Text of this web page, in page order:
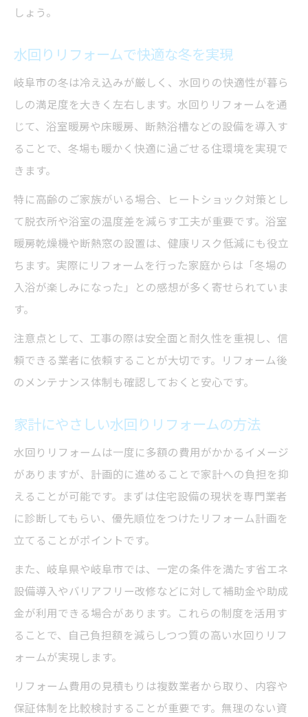
しょう。
水回りリフォームで快適な冬を実現
岐阜市の冬は冷え込みが厳しく、水回りの快適性が暮ら
しの満足度を大きく左右します。水回りリフォームを通
じて、浴室暖房や床暖房、断熱浴槽などの設備を導入す
ることで、冬場も暖かく快適に過ごせる住環境を実現で
きます。
特に高齢のご家族がいる場合、ヒートショック対策とし
て脱衣所や浴室の温度差を減らす工夫が重要です。浴室
暖房乾燥機や断熱窓の設置は、健康リスク低減にも役立
ちます。実際にリフォームを行った家庭からは「冬場の
入浴が楽しみになった」との感想が多く寄せられていま
す。
注意点として、工事の際は安全面と耐久性を重視し、信
頼できる業者に依頼することが大切です。リフォーム後
のメンテナンス体制も確認しておくと安心です。
家計にやさしい水回りリフォームの方法
水回りリフォームは一度に多額の費用がかかるイメージ
がありますが、計画的に進めることで家計への負担を抑
えることが可能です。まずは住宅設備の現状を専門業者
に診断してもらい、優先順位をつけたリフォーム計画を
立てることがポイントです。
また、岐阜県や岐阜市では、一定の条件を満たす省エネ
設備導入やバリアフリー改修などに対して補助金や助成
金が利用できる場合があります。これらの制度を活用す
ることで、自己負担額を減らしつつ質の高い水回りリフ
ォームが実現します。
リフォーム費用の見積もりは複数業者から取り、内容や
保証体制を比較検討することが重要です。無理のない資